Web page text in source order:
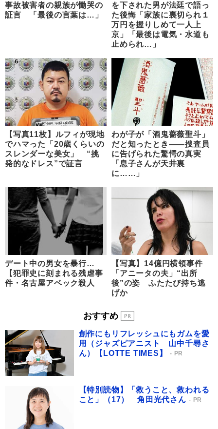
事故被害者の親族が慟哭の
証言 「最後の言葉は…」
を下された男が法廷で語っ
た後悔「家族に裏切られ１
万円を握りしめて一人上
京」「最後は電気・水道も
止められ…」
【写真11枚】ルフィが現地
でハマった「20歳くらいの
スレンダーな美女」 “挑
発的なドレス”で証言
わが子が「酒鬼薔薇聖斗」
だと知ったとき――捜査員
に告げられた驚愕の真実
「息子さんが天井裏
に……」
デート中の男女を暴行…
【犯罪史に刻まれる残虐事
件・名古屋アベック殺人
【写真】14億円横領事件
「アニータの夫」“出所
後”の姿 ふたたび持ち逃
げか
おすすめ
創作にもリフレッシュにもガムを愛
用（ジャズピアニスト 山中千尋さ
ん）【LOTTE TIMES】
PR
【特別読物】「救うこと、救われる
こと」（17） 角田光代さん
PR